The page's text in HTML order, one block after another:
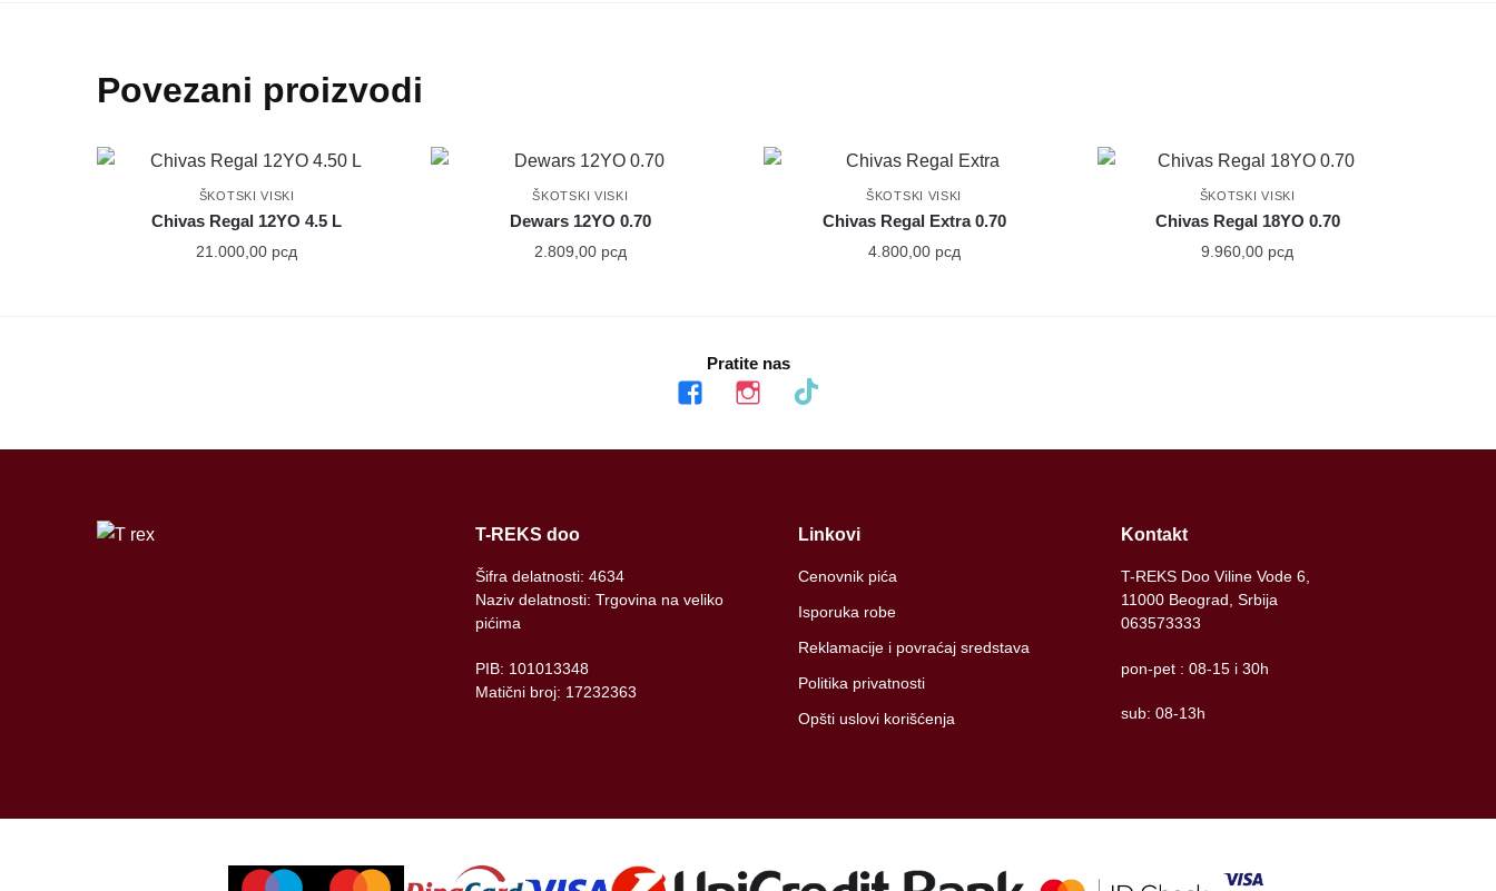
Povezani proizvodi
ŠKOTSKI VISKI
Chivas Regal 12YO 4.5 L
21.000,00 рсд
ŠKOTSKI VISKI
Dewars 12YO 0.70
2.809,00 рсд
ŠKOTSKI VISKI
Chivas Regal Extra 0.70
4.800,00 рсд
ŠKOTSKI VISKI
Chivas Regal 18YO 0.70
9.960,00 рсд
Pratite nas
facebookinstagramtiktok
T-REKS doo
Šifra delatnosti: 4634
Naziv delatnosti: Trgovina na veliko
pićima
PIB: 101013348
Matični broj: 17232363
Linkovi
Cenovnik pića
Isporuka robe
Reklamacije i povraćaj sredstava
Politika privatnosti
Opšti uslovi korišćenja
Kontakt
T-REKS Doo Viline Vode 6,
11000 Beograd, Srbija
063573333
pon-pet : 08-15 i 30h
sub: 08-13h